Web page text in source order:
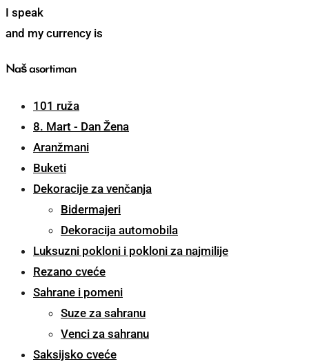
I speak
and my currency is
Naš asortiman
101 ruža
8. Mart - Dan Žena
Aranžmani
Buketi
Dekoracije za venčanja
Bidermajeri
Dekoracija automobila
Luksuzni pokloni i pokloni za najmilije
Rezano cveće
Sahrane i pomeni
Suze za sahranu
Venci za sahranu
Saksijsko cveće